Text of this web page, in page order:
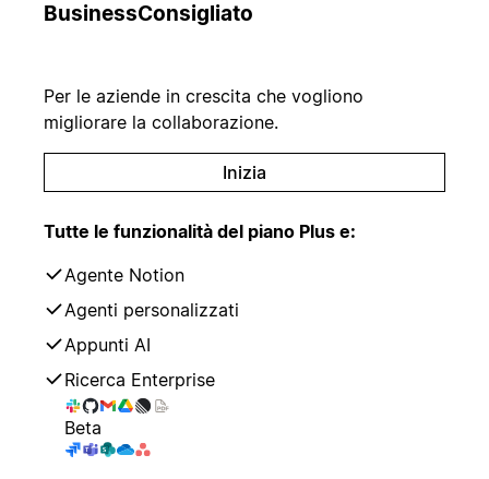
BusinessConsigliato
Per le aziende in crescita che vogliono
migliorare la collaborazione.
Inizia
Tutte le funzionalità del piano Plus e:
Agente Notion
Agenti personalizzati
Appunti AI
Ricerca Enterprise
Beta